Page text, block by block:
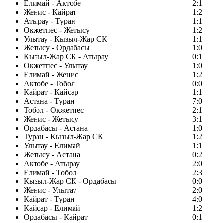
Елимай - Актобе
2:1
Женис - Кайрат
1:2
Атырау - Туран
1:1
Окжетпес - Жетысу
1:2
Улытау - Кызыл-Жар СК
1:1
Жетысу - Ордабасы
1:0
Кызыл-Жар СК - Атырау
0:1
Окжетпес - Улытау
1:0
Елимай - Женис
1:2
Актобе - Тобол
0:0
Кайрат - Кайсар
1:1
Астана - Туран
7:0
Тобол - Окжетпес
2:1
Женис - Жетысу
3:1
Ордабасы - Астана
1:0
Туран - Кызыл-Жар СК
1:2
Улытау - Елимай
1:1
Жетысу - Астана
0:2
Актобе - Атырау
2:0
Елимай - Тобол
2:3
Кызыл-Жар СК - Ордабасы
0:0
Женис - Улытау
2:0
Кайрат - Туран
4:0
Кайсар - Елимай
1:2
Ордабасы - Кайрат
0:1